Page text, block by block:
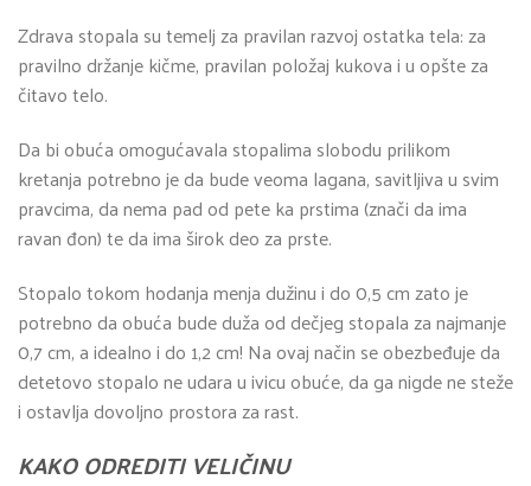
Zdrava stopala su temelj za pravilan razvoj ostatka tela: za
pravilno držanje kičme, pravilan položaj kukova i u opšte za
čitavo telo.
Da bi obuća omogućavala stopalima slobodu prilikom
kretanja potrebno je da bude veoma lagana, savitljiva u svim
pravcima, da nema pad od pete ka prstima (znači da ima
ravan đon) te da ima širok deo za prste.
Stopalo tokom hodanja menja dužinu i do 0,5 cm zato je
potrebno da obuća bude duža od dečjeg stopala za najmanje
0,7 cm, a idealno i do 1,2 cm! Na ovaj način se obezbeđuje da
detetovo stopalo ne udara u ivicu obuće, da ga nigde ne steže
i ostavlja dovoljno prostora za rast.
KAKO ODREDITI VELIČINU